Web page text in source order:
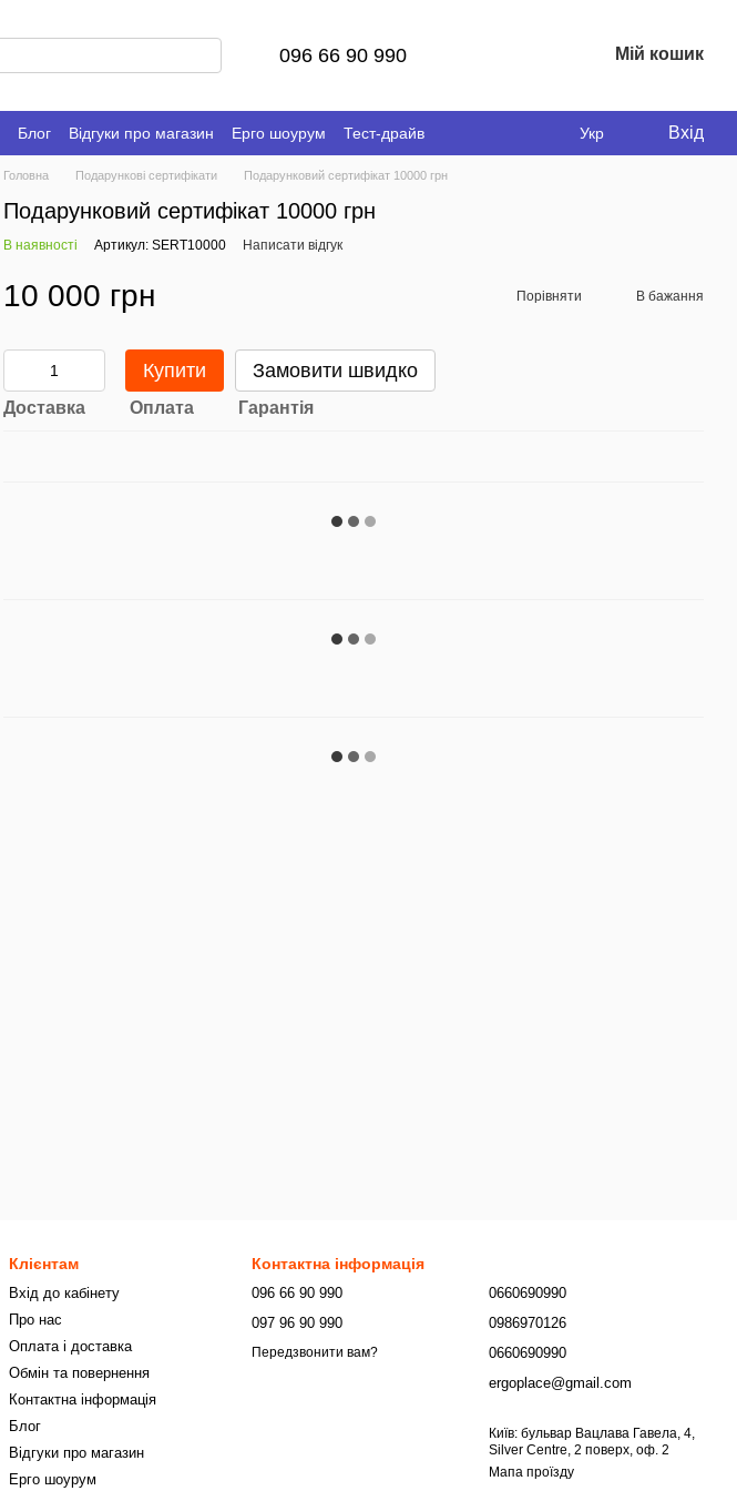
096 66 90 990 Мій кошик
Блог Відгуки про магазин Ерго шоурум
Тест-драйв
Укр Вхід
Головна Подарункові сертифікати Подарунковий сертифікат 10000 грн
Подарунковий сертифікат 10000 грн
В наявності Артикул: SERT10000 Написати відгук
10 000 грн Порівняти В бажання
Купити Замовити швидко
Доставка Оплата Гарантія
Клієнтам
Вхід до кабінету
Про нас
Оплата і доставка
Обмін та повернення
Контактна інформація
Блог
Відгуки про магазин
Ерго шоурум
Контактна інформація
096 66 90 990
097 96 90 990
Передзвонити вам?
0660690990
0986970126
0660690990
ergoplace@gmail.com
Київ: бульвар Вацлава Гавела, 4,
Silver Centre, 2 поверх, оф. 2
Мапа проїзду